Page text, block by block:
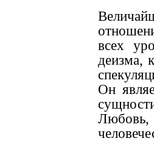
всех
деизма,
Он